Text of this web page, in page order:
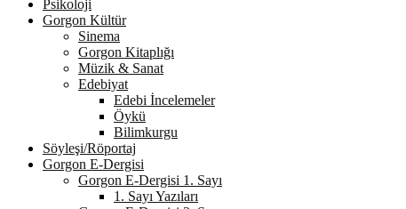
Psikoloji
Gorgon Kültür
Sinema
Gorgon Kitaplığı
Müzik & Sanat
Edebiyat
Edebi İncelemeler
Öykü
Bilimkurgu
Söyleşi/Röportaj
Gorgon E-Dergisi
Gorgon E-Dergisi 1. Sayı
1. Sayı Yazıları